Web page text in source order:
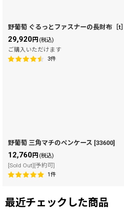
野葡萄 ぐるっとファスナーの長財布［t］
29,920円 (税込)
ご購入いただけます
3件
野葡萄 三角マチのペンケース [33600]
12,760円 (税込)
[Sold Out][予約可]
1件
最近チェックした商品